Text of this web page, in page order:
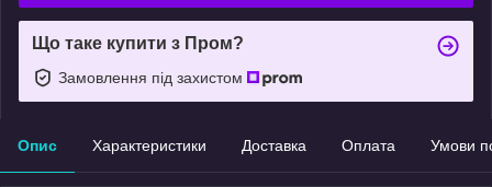
Що таке купити з Пром?
Замовлення під захистом
Опис Характеристики Доставка Оплата Умови